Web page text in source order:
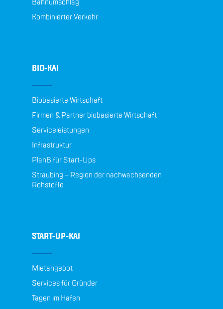
Bahnumschlag
Kombinierter Verkehr
BIO-KAI
Biobasierte Wirtschaft
Firmen & Partner biobasierte Wirtschaft
Serviceleistungen
Infrastruktur
PlanB für Start-Ups
Straubing – Region der nachwachsenden
Rohstoffe
START-UP-KAI
Mietangebot
Services für Gründer
Tagen im Hafen